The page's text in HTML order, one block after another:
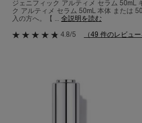
ジェニフィック アルティメ セラム 50mL
ク アルティメ セラム 50mL 本体 または
入の方へ。​ 【 ... 全説明を読む
4.8/5 （49 件のレビュー